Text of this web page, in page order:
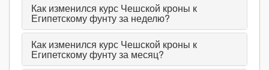
Как изменился курс Чешской кроны к
Египетскому фунту за неделю?
Как изменился курс Чешской кроны к
Египетскому фунту за месяц?